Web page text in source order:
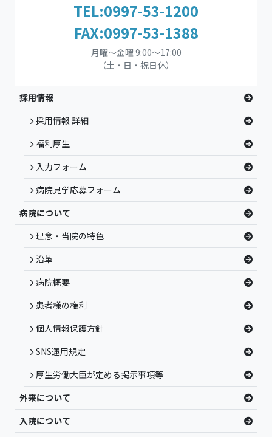
TEL:0997-53-1200
FAX:0997-53-1388
月曜～金曜 9:00～17:00
（土・日・祝日休）
採用情報
採用情報 詳細
福利厚生
入力フォーム
病院見学応募フォーム
病院について
理念・当院の特色
沿革
病院概要
患者様の権利
個人情報保護方針
SNS運用規定
厚生労働大臣が定める掲示事項等
外来について
入院について